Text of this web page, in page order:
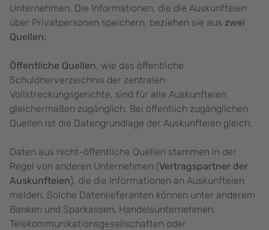
Unternehmen. Die Informationen, die die Auskunfteien
über Privatpersonen speichern, beziehen sie aus zwei
Quellen:
Öffentliche Quellen, wie das öffentliche
Schuldnerverzeichnis der zentralen
Vollstreckungsgerichte, sind für alle Auskunfteien
gleichermaßen zugänglich. Bei öffentlich zugänglichen
Quellen ist die Datengrundlage der Auskunfteien gleich.
Daten aus nicht-öffentliche Quellen stammen in der
Regel von anderen Unternehmen (Vertragspartner der
Auskunfteien), die die Informationen an Auskunfteien
melden. Solche Datenlieferanten können unter anderem
Banken und Sparkassen, Handelsunternehmen,
Telekommunikationsgesellschaften oder